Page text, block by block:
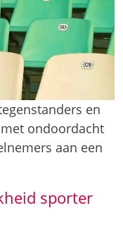
en
ondoordacht
aan een
sporter